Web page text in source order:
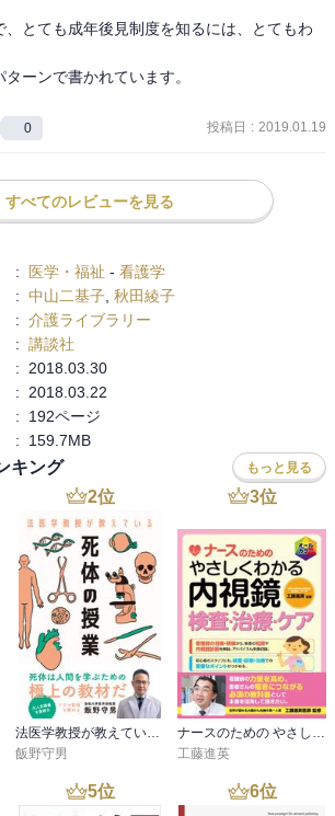
とても成年後見制度を知るには、とてもわ
ーンで書かれています。
0 投稿日 : 2019.01.19
すべてのレビューを見る
: 医学・福祉 - 看護学
: 中山二基子 秋田綾子
: 介護ライブラリー
: 講談社
:
2018.03.30
:
2018.03.22
:
192ページ
: 159.7MB
キング もっと見る
2位
法医学教授が教えている死体の授業
飯野守男
3位
ナースのための やさしくわかる内視鏡検査・治療・ケア
工藤進英
5位 6位